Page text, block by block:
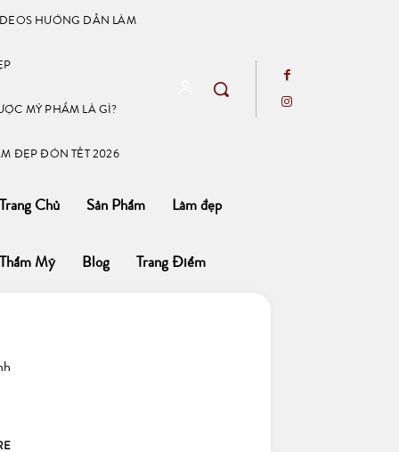
HƯỚNG DẪN LÀM
MỸ PHẨM LÀ GÌ?
ĐẸP ĐÓN TẾT 2026
Chủ Sản Phẩm Làm đẹp
Mỹ Blog Trang Điểm